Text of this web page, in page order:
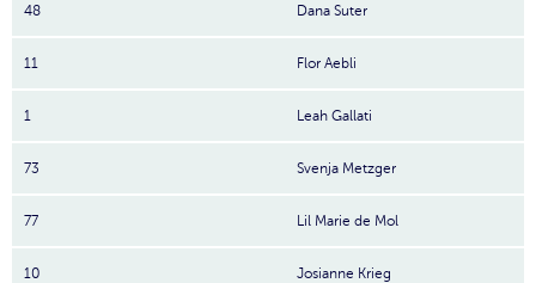
48 Dana Suter
11 Flor Aebli
1 Leah Gallati
73 Svenja Metzger
77 Lil Marie de Mol
10 Josianne Krieg